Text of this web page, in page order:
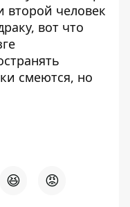
второй человек
вот что
смеются, но
😆 😡